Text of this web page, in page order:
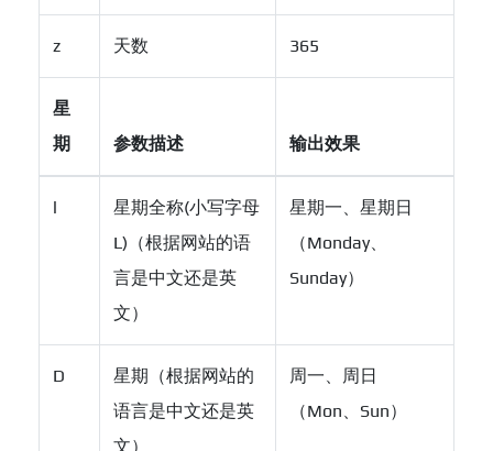
z 天数 365
星
期
参数描述 输出效果
l
星期全称(小写字母
L)（根据网站的语
言是中文还是英
文）
星期一、星期日
（Monday、
Sunday）
D
星期（根据网站的
语言是中文还是英
文）
周一、周日
（Mon、Sun）